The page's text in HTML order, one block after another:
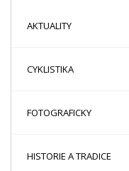
AKTUALITY
CYKLISTIKA
FOTOGRAFICKY
HISTORIE A TRADICE